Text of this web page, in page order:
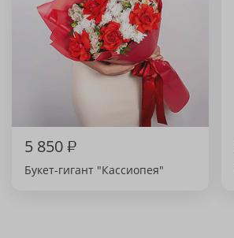
5 850₽
Букет-гигант "Кассиопея"